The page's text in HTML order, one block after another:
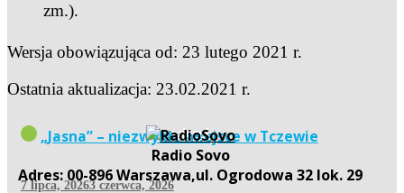
zm.).
Wersja obowiązująca od: 23 lutego 2021 r.
Ostatnia aktualizacja: 23.02.2021 r.
„Jasna” – niezwykłe miejsce w Tczewie
7 lipca, 20263 czerwca, 2026
więcej
Radio Sovo
Adres: 00-896 Warszawa,ul. Ogrodowa 32 lok. 29